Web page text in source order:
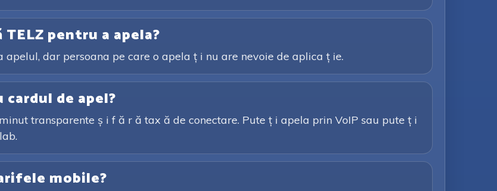
pentru a apela?
dar persoana pe care o apela ț i nu are nevoie de aplica ț ie.
de apel?
transparente ș i f ă r ă tax ă de conectare. Pute ț i apela prin VoIP sau pute ț i
mobile?